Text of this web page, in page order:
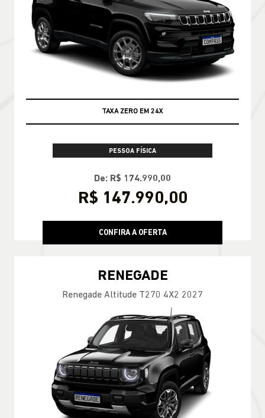
TAXA ZERO EM 24X
PESSOA FÍSICA
De: R$ 174.990,00
R$ 147.990,00
CONFIRA A OFERTA
RENEGADE
Renegade Altitude T270 4X2 2027